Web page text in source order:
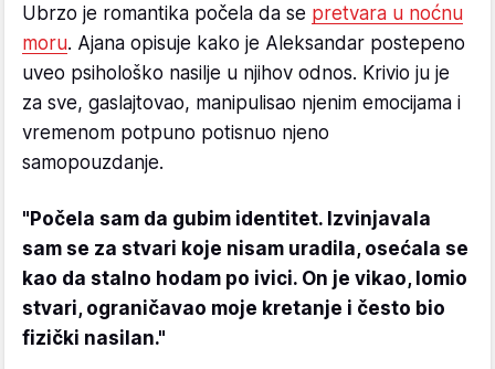
Ubrzo je romantika počela da se pretvara u noćnu
moru. Ajana opisuje kako je Aleksandar postepeno
uveo psihološko nasilje u njihov odnos. Krivio ju je
za sve, gaslajtovao, manipulisao njenim emocijama i
vremenom potpuno potisnuo njeno
samopouzdanje.
"Počela sam da gubim identitet. Izvinjavala
sam se za stvari koje nisam uradila, osećala se
kao da stalno hodam po ivici. On je vikao, lomio
stvari, ograničavao moje kretanje i često bio
fizički nasilan."